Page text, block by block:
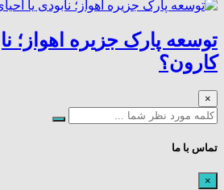
توسعه پارک جزیره اهواز؛
کارون؟
×
تماس با ما
×